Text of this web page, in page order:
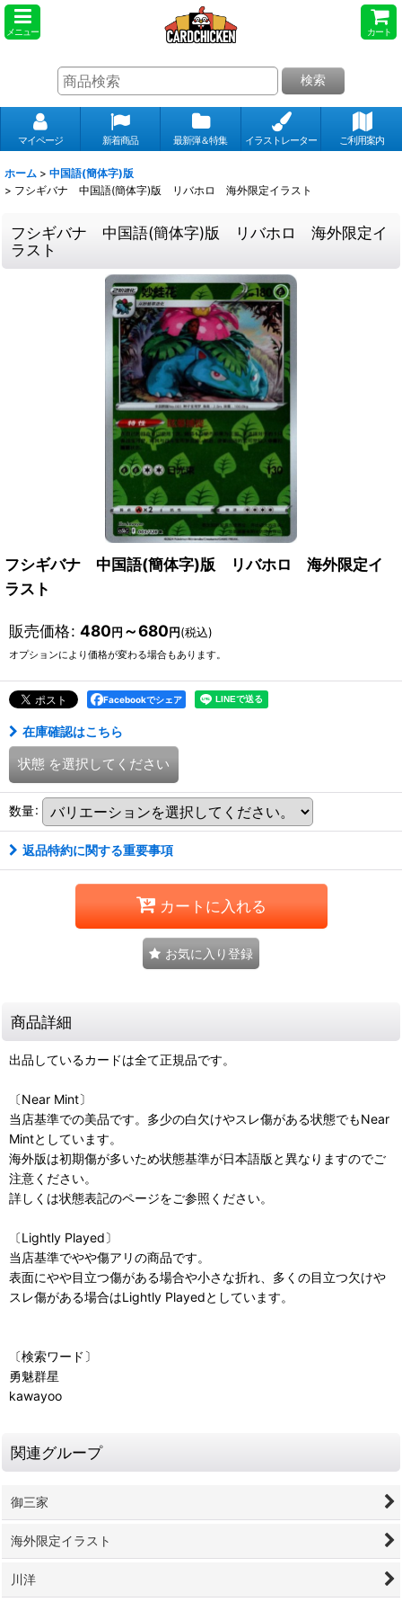
メニュー カート
検索
マイページ 新着商品 最新弾＆特集 イラストレーター ご利用案内
ホーム > 中国語(簡体字)版
> フシギバナ 中国語(簡体字)版 リバホロ 海外限定イラスト
フシギバナ 中国語(簡体字)版 リバホロ 海外限定イ
ラスト
フシギバナ 中国語(簡体字)版 リバホロ 海外限定イ
ラスト
販売価格: 480円 ～680円(税込)
オプションにより価格が変わる場合もあります。
Facebookでシェア
在庫確認はこちら
状態 を選択してください
数量:
返品特約に関する重要事項
カートに入れる
お気に入り登録
商品詳細
出品しているカードは全て正規品です。
〔Near Mint〕
当店基準での美品です。多少の白欠けやスレ傷がある状態でもNear
Mintとしています。
海外版は初期傷が多いため状態基準が日本語版と異なりますのでご
注意ください。
詳しくは状態表記のページをご参照ください。
〔Lightly Played〕
当店基準でやや傷アリの商品です。
表面にやや目立つ傷がある場合や小さな折れ、多くの目立つ欠けや
スレ傷がある場合はLightly Playedとしています。
〔検索ワード〕
勇魅群星
kawayoo
関連グループ
御三家
海外限定イラスト
川洋